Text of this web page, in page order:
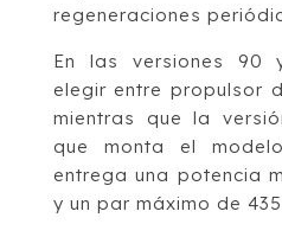
regeneraciones
En las versiones 90
elegir entre propulsor
mientras que la
que monta el
entrega una potencia
y un par máximo de